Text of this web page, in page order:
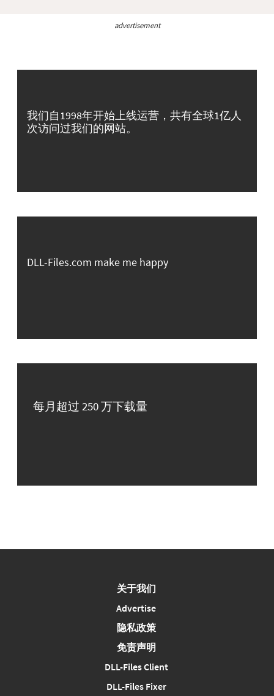
advertisement
我们自1998年开始上线运营，共有全球1亿人
次访问过我们的网站。
DLL-Files.com make me happy
每月超过 250 万下载量
关于我们
Advertise
隐私政策
免责声明
DLL-Files Client
DLL-Files Fixer